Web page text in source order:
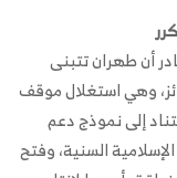
أن طهران تتبنى
وهي استغلال موقف
إلى نموذج دعم
السنية، وفتح